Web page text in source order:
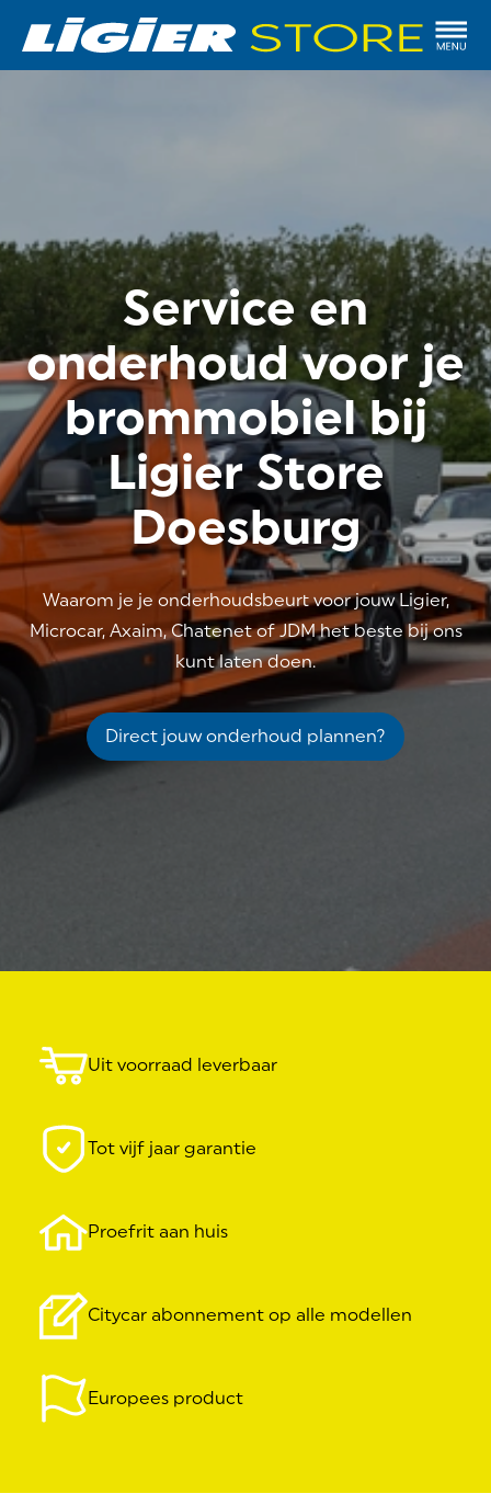
Service en
onderhoud voor je
brommobiel bij
Ligier Store
Doesburg
Waarom je je onderhoudsbeurt voor jouw Ligier,
Microcar, Axaim, Chatenet of JDM het beste bij ons
kunt laten doen.
Direct jouw onderhoud plannen?
Uit voorraad leverbaar
Tot vijf jaar garantie
Proefrit aan huis
Citycar abonnement op alle modellen
Europees product